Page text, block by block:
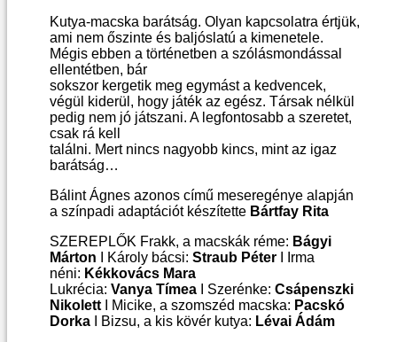
Kutya-macska barátság. Olyan kapcsolatra értjük,
ami nem őszinte és baljóslatú a kimenetele.
Mégis ebben a történetben a szólásmondással
ellentétben, bár
sokszor kergetik meg egymást a kedvencek,
végül kiderül, hogy játék az egész. Társak nélkül
pedig nem jó játszani. A legfontosabb a szeretet,
csak rá kell
találni. Mert nincs nagyobb kincs, mint az igaz
barátság…
Bálint Ágnes azonos című meseregénye alapján
a színpadi adaptációt készítette Bártfay Rita
SZEREPLŐK Frakk, a macskák réme: Bágyi
Márton
I Károly bácsi: Straub Péter
I Irma
néni: Kékkovács Mara
Lukrécia: Vanya Tímea I Szerénke: Csápenszki
Nikolett I Micike, a szomszéd macska: Pacskó
Dorka I Bizsu, a kis kövér kutya: Lévai Ádám